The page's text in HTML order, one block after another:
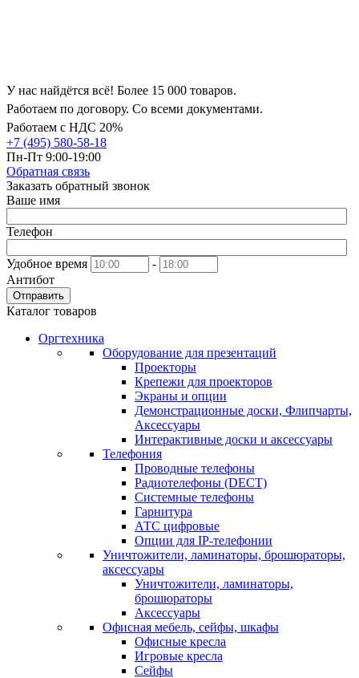
У нас найдётся всё! Более 15 000 товаров.
Работаем по договору. Со всеми документами.
Работаем с НДС 20%
+7 (495) 580-58-18
Пн-Пт 9:00-19:00
Обратная связь
Заказать обратный звонок
Ваше имя
Телефон
Удобное время
-
Антибот
Отправить
Каталог товаров
Оргтехника
Оборудование для презентаций
Проекторы
Крепежи для проекторов
Экраны и опции
Демонстрационные доски, Флипчарты,
Аксессуары
Интерактивные доски и аксессуары
Телефония
Проводные телефоны
Радиотелефоны (DECT)
Системные телефоны
Гарнитура
АТС цифровые
Опции для IP-телефонии
Уничтожители, ламинаторы, брошюраторы,
аксессуары
Уничтожители, ламинаторы,
брошюраторы
Аксессуары
Офисная мебель, сейфы, шкафы
Офисные кресла
Игровые кресла
Сейфы